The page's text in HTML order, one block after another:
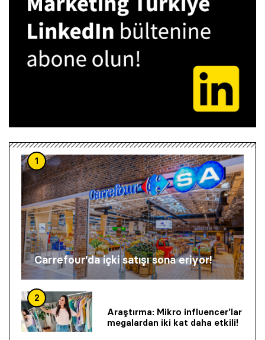
1
Carrefour’da içki satışı sona eriyor!
2
Araştırma: Mikro influencer’lar
megalardan iki kat daha etkili!